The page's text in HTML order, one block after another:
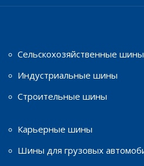
Сельскохозяйственные шины
Индустриальные шины
Строительные шины
Карьерные шины
Шины для грузовых